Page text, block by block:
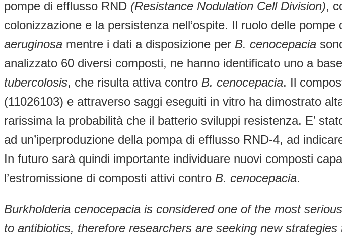
pompe di efflusso RND (Resistance Nodulation Cell Division),
colonizzazione e la persistenza nell’ospite. Il ruolo delle
aeruginosa mentre i dati a disposizione per B. cenocepacia
analizzato 60 diversi composti, ne hanno identificato uno a
tubercolosis, che risulta attiva contro B. cenocepacia. Il
(11026103) e attraverso saggi eseguiti in vitro ha dimostrato
rarissima la probabilità che il batterio sviluppi resistenza. E’
ad un’iperproduzione della pompa di efflusso RND-4, ad
In futuro sarà quindi importante individuare nuovi composti
l’estromissione di composti attivi contro B. cenocepacia.
Burkholderia cenocepacia is considered one of the most
to antibiotics, therefore researchers are seeking new strategies